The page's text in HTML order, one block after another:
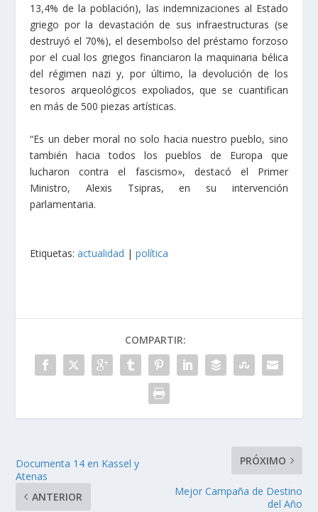
13,4% de la población), las indemnizaciones al Estado
griego por la devastación de sus infraestructuras (se
destruyó el 70%), el desembolso del préstamo forzoso
por el cual los griegos financiaron la maquinaria bélica
del régimen nazi y, por último, la devolución de los
tesoros arqueológicos expoliados, que se cuantifican
en más de 500 piezas artísticas.
“Es un deber moral no solo hacia nuestro pueblo, sino
también hacia todos los pueblos de Europa que
lucharon contra el fascismo», destacó el Primer
Ministro, Alexis Tsipras, en su intervención
parlamentaria.
Etiquetas:actualidad |política
COMPARTIR:
Documenta 14 en Kassel y
Atenas
ANTERIOR
PRÓXIMO
Mejor Campaña de Destino
del Año